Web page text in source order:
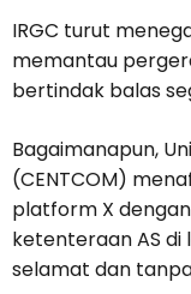
IRGC turut
memantau
bertindak balas
Bagaimanapun,
(CENTCOM)
platform X
ketenteraan AS
selamat dan